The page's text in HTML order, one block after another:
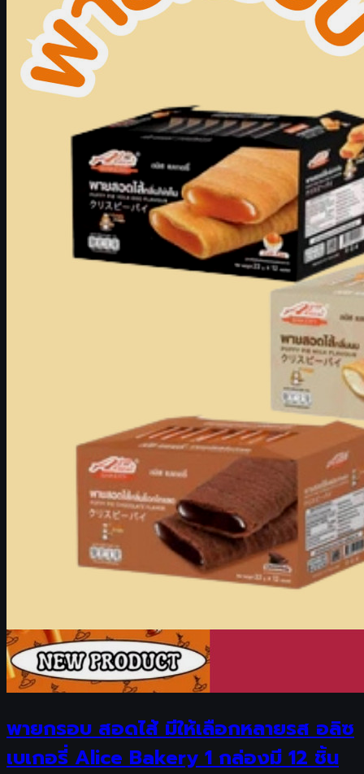
พายกรอบ สอดไส้ มีให้เลือกหลายรส อลิซ
เบเกอรี่ Alice Bakery 1 กล่องมี 12 ชิ้น